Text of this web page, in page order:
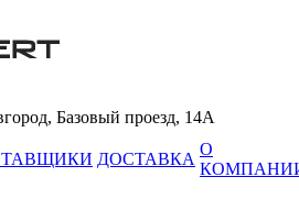
Базовый проезд, 14А
ДОСТАВКА
О